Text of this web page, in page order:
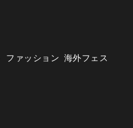
ファッション 海外フェス